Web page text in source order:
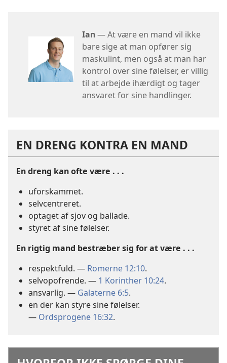
Ian— At være en mand vil ikke
bare sige at man opfører sig
maskulint, men også at man har
kontrol over sine følelser, er villig
til at arbejde ihærdigt og tager
ansvaret for sine handlinger.
EN DRENG KONTRA EN MAND
En dreng kan ofte være . . .
uforskammet.
selvcentreret.
optaget af sjov og ballade.
styret af sine følelser.
En rigtig mand bestræber sig for at være . . .
respektfuld. — Romerne 12:10.
selvopofrende. — 1 Korinther 10:24.
ansvarlig. — Galaterne 6:5.
en der kan styre sine følelser.
— Ordsprogene 16:32.